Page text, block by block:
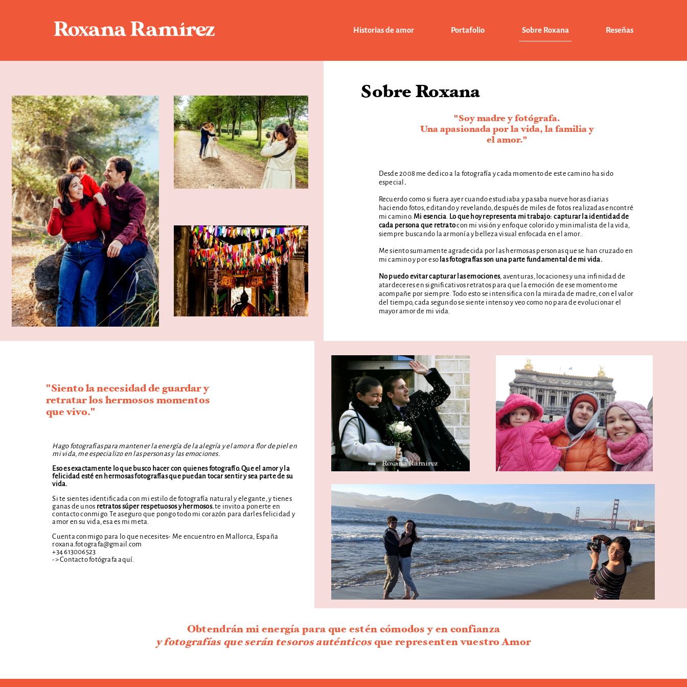
Historias de amor Portafolio Sobre Roxana Reseñas
Sobre Roxana
"Soy madre y fotógrafa.
Una apasionada por la vida, la familia y
el amor."
Desde 2008 me dedico a la fotografía y cada momento de este camino ha sido
especial .
Recuerdo como si fuera ayer cuando estudiaba y pasaba nueve horas diarias
haciendo fotos, editando y revelando, después de miles de fotos realizadas encontré
mi camino.Mi esencia. Lo que hoy representa mi trabajo: capturar la identidad de
cada persona que retratocon mi visión y enfoque colorido y minimalista de la vida,
siempre buscando la armonía y belleza visual enfocada en el amor..
Me siento sumamente agradecida por las hermosas personas que se han cruzado en
mi camino y por eso las fotografías son una parte fundamental de mi vida.
No puedo evitar capturar las emociones, aventuras, locaciones y una infinidad de
atardeceres en significativos retratos para que la emoción de ese momento me
acompañe por siempre. Todo esto se intensifica con la mirada de madre, con el valor
del tiempo, cada segundo se siente intenso y veo como no para de evolucionar el
mayor amor de mi vida.
"Siento la necesidad de guardar y
retratar los hermosos momentos
que vivo."
Hago fotografías para mantener la energía de la alegría y el amor a flor de piel en
mi vida, me especializo en las personas y las emociones.
Eso es exactamente lo que busco hacer con quienes fotografío. Que el amor y la
felicidad esté en hermosas fotografías que puedan tocar sentir y sea parte de su
vida.
Si te sientes identificada con mi estilo de fotografía natural y elegante, y tienes
ganas de unos retratos súper respetuosos y hermosos.te invito a ponerte en
contacto conmigo. Te aseguro que pongo todo mi corazón para darles felicidad y
amor en su vida, esa es mi meta.
Cuenta conmigo para lo que necesites- Me encuentro en Mallorca, España
roxana.fotografa@gmail.com
+34 613006523
->Contacto fotógrafa aquí.
Obtendrán mi energía para que estén cómodos y en confianza
y fotografías que serán tesoros auténticosque representen vuestro Amor